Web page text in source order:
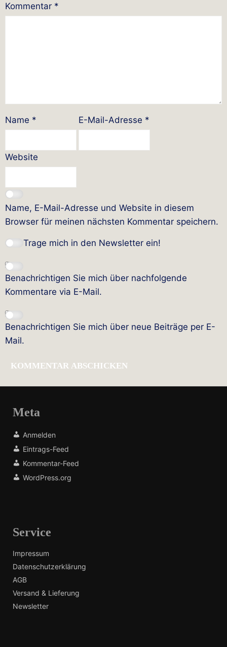
Kommentar *
Name * E-Mail-Adresse *
Website
Name, E-Mail-Adresse und Website in diesem
Browser für meinen nächsten Kommentar speichern.
Trage mich in den Newsletter ein!
Benachrichtigen Sie mich über nachfolgende
Kommentare via E-Mail.
Benachrichtigen Sie mich über neue Beiträge per E-
Mail.
Meta
Anmelden
Eintrags-Feed
Kommentar-Feed
WordPress.org
Service
Impressum
Datenschutzerklärung
AGB
Versand & Lieferung
Newsletter